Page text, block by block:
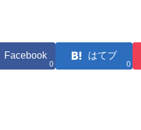
Facebook
0
はてブ
0